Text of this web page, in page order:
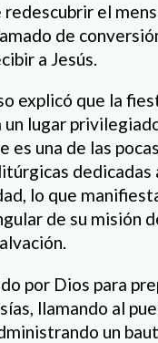
el
de
a Jesús.
explicó que la
lugar
es una de las pocas
dedicadas
lo que
de su misión
por Dios para
llamando al
un